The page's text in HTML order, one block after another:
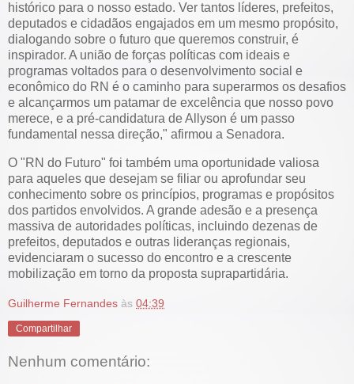
histórico para o nosso estado. Ver tantos líderes, prefeitos,
deputados e cidadãos engajados em um mesmo propósito,
dialogando sobre o futuro que queremos construir, é
inspirador. A união de forças políticas com ideais e
programas voltados para o desenvolvimento social e
econômico do RN é o caminho para superarmos os desafios
e alcançarmos um patamar de excelência que nosso povo
merece, e a pré-candidatura de Allyson é um passo
fundamental nessa direção," afirmou a Senadora.
O "RN do Futuro" foi também uma oportunidade valiosa
para aqueles que desejam se filiar ou aprofundar seu
conhecimento sobre os princípios, programas e propósitos
dos partidos envolvidos. A grande adesão e a presença
massiva de autoridades políticas, incluindo dezenas de
prefeitos, deputados e outras lideranças regionais,
evidenciaram o sucesso do encontro e a crescente
mobilização em torno da proposta suprapartidária.
Guilherme Fernandes às 04:39
Compartilhar
Nenhum comentário: